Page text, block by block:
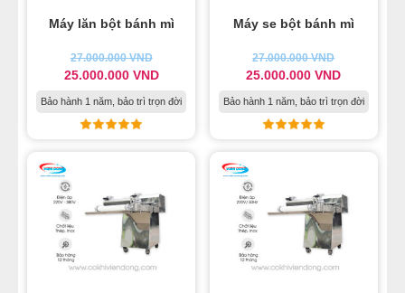
Máy lăn bột bánh mì
27.000.000VND
25.000.000 VND
Bảo hành 1 năm, bảo trì trọn đời
Máy se bột bánh mì
27.000.000VND
25.000.000VND
Bảo hành 1 năm, bảo trì trọn đời
MÁY LÀM HÁ CẢO
MÁY LÀM XÍU MẠI
DÂY CHUYỀN LÀM BÁNH MÌ
DÂY CHUYỀN LÀM BÁNH NGỌT